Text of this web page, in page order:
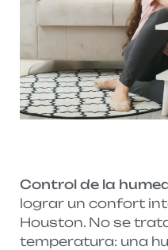
Control de la
lograr un confort
Houston. No se
temperatura: una